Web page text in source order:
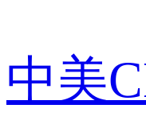
中美